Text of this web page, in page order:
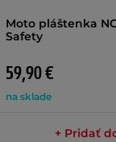
Moto pláštenka
Safety
59,90 €
na sklade
+ Pridať